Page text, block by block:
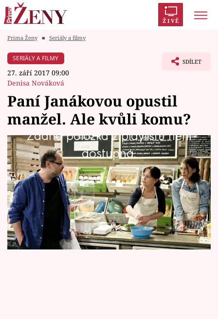
ŽIVĚ
Módní alarm
Témata
Celebrity
Vztahy
Seriály
Horoskopy
Sledujte prima+
Prima Ženy ■ Seriály a filmy
SERIÁLY A FILMY
27. září 2017 09:00
Denisa Nováková
SDÍLET
Paní Janákovou opustil
manžel. Ale kvůli komu?
Žádná položka z playlistu není
dostupná.
Rozvod dokáže ženy i muže bez rozdílu dost
"zdeptat".